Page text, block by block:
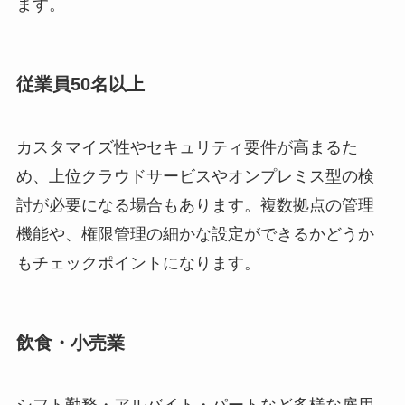
ます。
従業員50名以上
カスタマイズ性やセキュリティ要件が高まるた
め、上位クラウドサービスやオンプレミス型の検
討が必要になる場合もあります。複数拠点の管理
機能や、権限管理の細かな設定ができるかどうか
もチェックポイントになります。
飲食・小売業